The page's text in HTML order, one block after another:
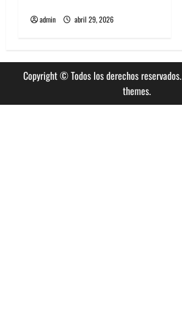
admin abril 29, 2026
Copyright © Todos los derechos reservados.
themes.